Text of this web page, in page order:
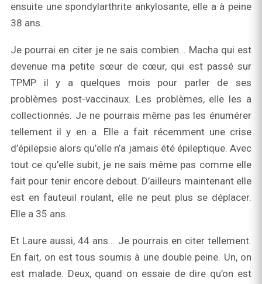
ensuite une spondylarthrite ankylosante, elle a à peine
38 ans.
Je pourrai en citer je ne sais combien… Macha qui est
devenue ma petite sœur de cœur, qui est passé sur
TPMP il y a quelques mois pour parler de ses
problèmes post‑vaccinaux. Les problèmes, elle les a
collectionnés. Je ne pourrais même pas les énumérer
tellement il y en a. Elle a fait récemment une crise
d’épilepsie alors qu’elle n’a jamais été épileptique. Avec
tout ce qu’elle subit, je ne sais même pas comme elle
fait pour tenir encore debout. D’ailleurs maintenant elle
est en fauteuil roulant, elle ne peut plus se déplacer.
Elle a 35 ans.
Et Laure aussi, 44 ans… Je pourrais en citer tellement.
En fait, on est tous soumis à une double peine. Un, on
est malade. Deux, quand on essaie de dire qu’on est